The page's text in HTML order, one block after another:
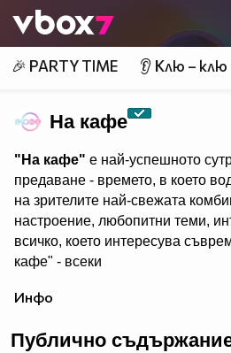
👾
🎉 PARTY TIME 👂 Клю – клю
На кафе
"На кафе" е най-успешното
предаване - времето, в което
на зрителите най-свежата
настроение, любопитни теми,
всичко, което интересува
кафе" - всеки
може да гледате и в
Инфо
Публично